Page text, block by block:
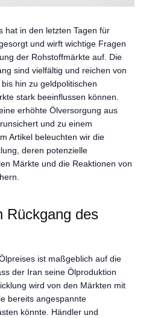
hat in den letzten Tagen für
und wirft wichtige Fragen
der Rohstoffmärkte auf. Die
sind vielfältig und reichen von
hin zu geldpolitischen
stark beeinflussen können.
erhöhte Ölversorgung aus
und zu einem
Artikel beleuchten wir die
deren potenzielle
Märkte und die Reaktionen von
Rückgang des
ist maßgeblich auf die
der Iran seine Ölproduktion
wird von den Märkten mit
bereits angespannte
könnte. Händler und